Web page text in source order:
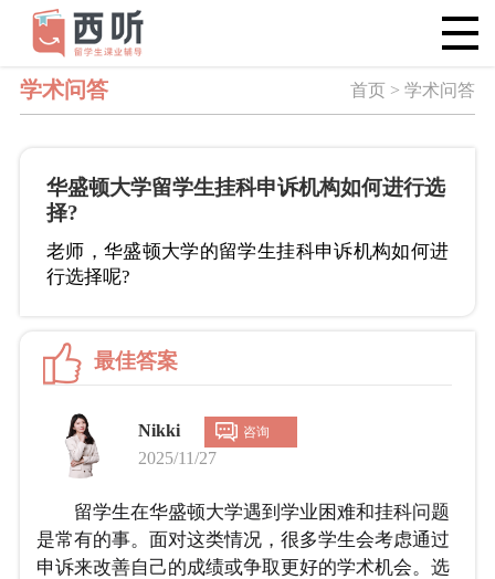
学术问答 首页 > 学术问答
华盛顿大学留学生挂科申诉机构如何进行选
择?
老师，华盛顿大学的留学生挂科申诉机构如何进
行选择呢?
最佳答案
Nikki 咨询
2025/11/27
留学生在华盛顿大学遇到学业困难和挂科问题
是常有的事。面对这类情况，很多学生会考虑通过
申诉来改善自己的成绩或争取更好的学术机会。选